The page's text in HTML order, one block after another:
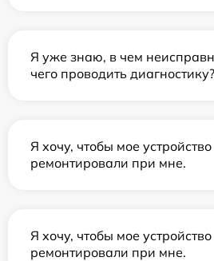
Я уже знаю, в чем
чего проводить диагностику?
Я хочу, чтобы мое устройство
ремонтировали при мне.
Я хочу, чтобы мое устройство
ремонтировали при мне.